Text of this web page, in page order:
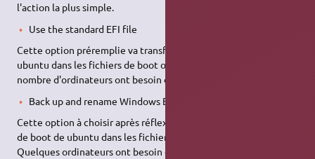
l'action la plus simple.
Use the standard EFI file
Cette option préremplie va transférer les fichiers de boot de
ubuntu dans les fichiers de boot officiels de l'EFI. Un certain
nombre d'ordinateurs ont besoin de cette option.
Back up and rename Windows EFI files
Cette option à choisir après réflexion, va dupliquer les fichiers
de boot de ubuntu dans les fichiers de boot de microsoft.
Quelques ordinateurs ont besoin de cette option.